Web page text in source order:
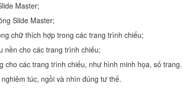
Master;
Slide Master;
chữ thích hợp trong các trang trình chiếu;
nền cho các trang trình chiếu;
cho các trang trình chiếu, như hình minh họa, số trang.
túc, ngồi và nhìn đúng tư thế.